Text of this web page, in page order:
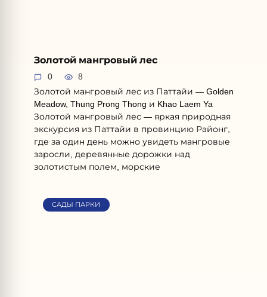
Золотой мангровый лес
0 8
Золотой мангровый лес из Паттайи — Golden
Meadow, Thung Prong Thong и Khao Laem Ya
Золотой мангровый лес — яркая природная
экскурсия из Паттайи в провинцию Районг,
где за один день можно увидеть мангровые
заросли, деревянные дорожки над
золотистым полем, морские
САДЫ ПАРКИ